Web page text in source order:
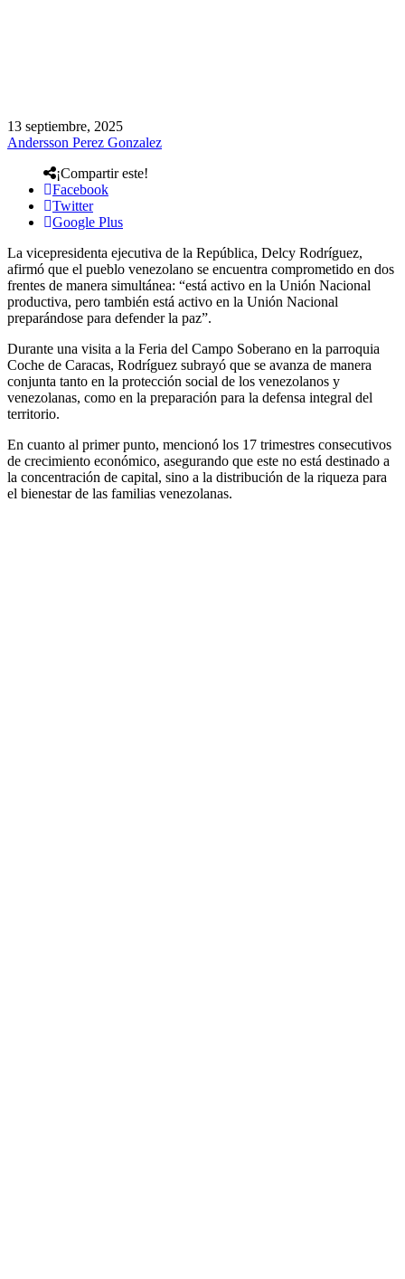
13 septiembre, 2025
Andersson Perez Gonzalez
¡Compartir este!
Facebook
Twitter
Google Plus
La vicepresidenta ejecutiva de la República, Delcy Rodríguez,
afirmó que el pueblo venezolano se encuentra comprometido en dos
frentes de manera simultánea: “está activo en la Unión Nacional
productiva, pero también está activo en la Unión Nacional
preparándose para defender la paz”.
Durante una visita a la Feria del Campo Soberano en la parroquia
Coche de Caracas, Rodríguez subrayó que se avanza de manera
conjunta tanto en la protección social de los venezolanos y
venezolanas, como en la preparación para la defensa integral del
territorio.
En cuanto al primer punto, mencionó los 17 trimestres consecutivos
de crecimiento económico, asegurando que este no está destinado a
la concentración de capital, sino a la distribución de la riqueza para
el bienestar de las familias venezolanas.